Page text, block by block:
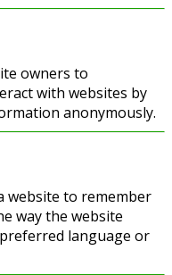
owners to
with websites by
anonymously.
website to remember
way the website
language or